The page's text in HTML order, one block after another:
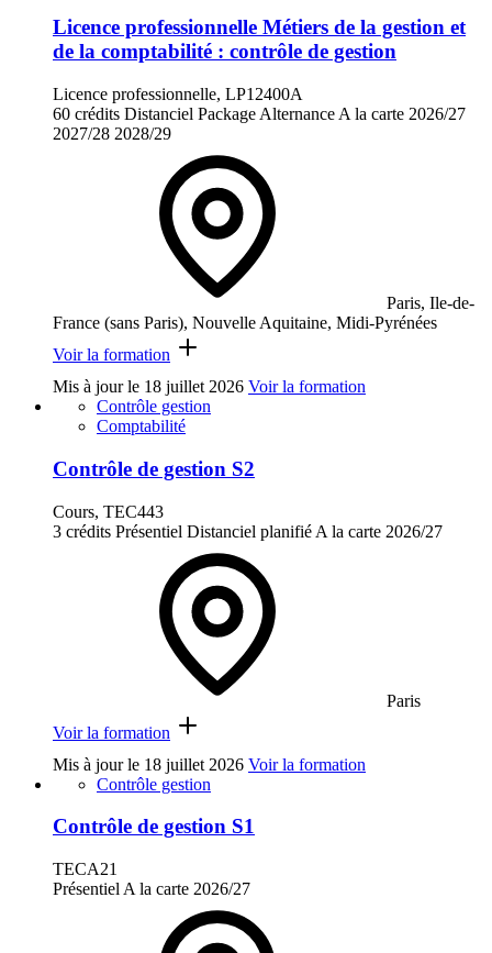
Licence professionnelle Métiers de la gestion et
de la comptabilité : contrôle de gestion
Licence professionnelle, LP12400A
60 crédits Distanciel Package Alternance A la carte 2026/27
2027/28 2028/29
Paris, Ile-de-
France (sans Paris), Nouvelle Aquitaine, Midi-Pyrénées
Voir la formation
Mis à jour le 18 juillet 2026 Voir la formation
Contrôle gestion
Comptabilité
Contrôle de gestion S2
Cours, TEC443
3 crédits Présentiel Distanciel planifié A la carte 2026/27
Paris
Voir la formation
Mis à jour le 18 juillet 2026 Voir la formation
Contrôle gestion
Contrôle de gestion S1
TECA21
Présentiel A la carte 2026/27